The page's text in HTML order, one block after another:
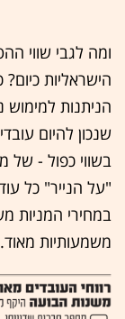
ומה לגבי שווי
הישראליות
שנכון להיום
"על הנייר" כל
במחירי המניות
משמעותיות מאוד.